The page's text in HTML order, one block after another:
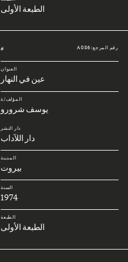
الطبعة الأولى
رقم المرجع: A086 #
العنوان
عين في النهار
المؤلف/ة
يوسف شرورو
دار النشر
دار اللآداب
المدينة
بيروت
السنة
1974
الطبعة
الطبعة الأولى